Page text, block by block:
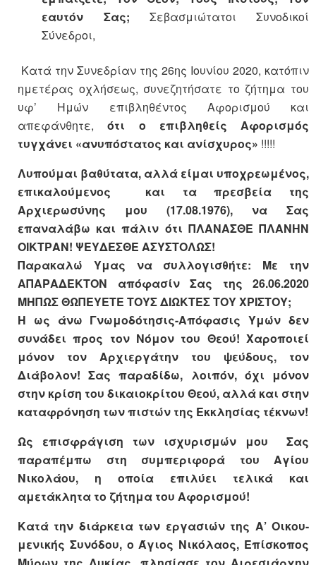
εαυτόν Σας; Σεβασμιώτατοι Συνοδικοί
Σύνεδροι,
Κατά την Συνεδρίαν της 26ης Ιουνίου 2020, κατόπιν
ημετέρας οχλήσεως, συνεζητήσατε το ζήτημα του
υφ’ Ημών επιβληθέντος Αφορισμού και
απεφάνθητε,ότι ο επιβληθείς Αφορισμός
τυγχάνει «ανυπόστατος και ανίσχυρος» !!!!!
Λυπούμαι βαθύτατα, αλλά είμαι υποχρεωμένος,
επικαλούμενος και τα πρεσβεία της
Αρχιερωσύνης μου (17.08.1976), να Σας
επαναλάβω και πάλιν ότι ΠΛΑΝΑΣΘΕ ΠΛΑΝΗΝ
ΟΙΚΤΡΑΝ! ΨΕΥΔΕΣΘΕ ΑΣΥΣΤΟΛΩΣ!
Παρακαλώ Υμας να συλλογισθήτε: Με την
ΑΠΑΡΑΔΕΚΤΟΝ απόφασίν Σας της 26.06.2020
ΜΗΠΩΣ ΘΩΠΕΥΕΤΕ ΤΟΥΣ ΔΙΩΚΤΕΣ ΤΟΥ ΧΡΙΣΤΟΥ;
Η ως άνω Γνωμοδότησις-Απόφασις Υμών δεν
συνάδει προς τον Νόμον του Θεού! Χαροποιεί
μόνον τον Αρχιεργάτην του ψεύδους, τον
Διάβολον! Σας παραδίδω, λοιπόν, όχι μόνον
στην κρίση του δικαιοκρίτου Θεού, αλλά και στην
καταφρόνηση των πιστών της Εκκλησίας τέκνων!
Ως επισφράγιση των ισχυρισμών μου Σας
παραπέμπω στη συμπεριφορά του Αγίου
Νικολάου, η οποία επιλύει τελικά και
αμετάκλητα το ζήτημα του Αφορισμού!
Κατά την διάρκεια των εργασιών της Α’ Οικου-
μενικής Συνόδου, ο Άγιος Νικόλαος, Επίσκοπος